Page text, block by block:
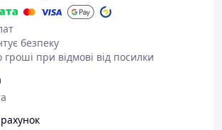
безпеку
при відмові від посилки